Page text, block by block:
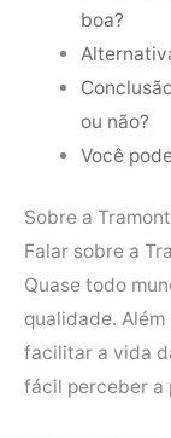
boa?
ou não?
Você
Sobre a
Falar sobre a
Quase todo
qualidade.
facilitar a vida
fácil perceber a